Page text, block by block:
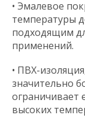
• Эмалевое
температуры
подходящим
применений.
• ПВХ-
значительно
ограничивает
высоких